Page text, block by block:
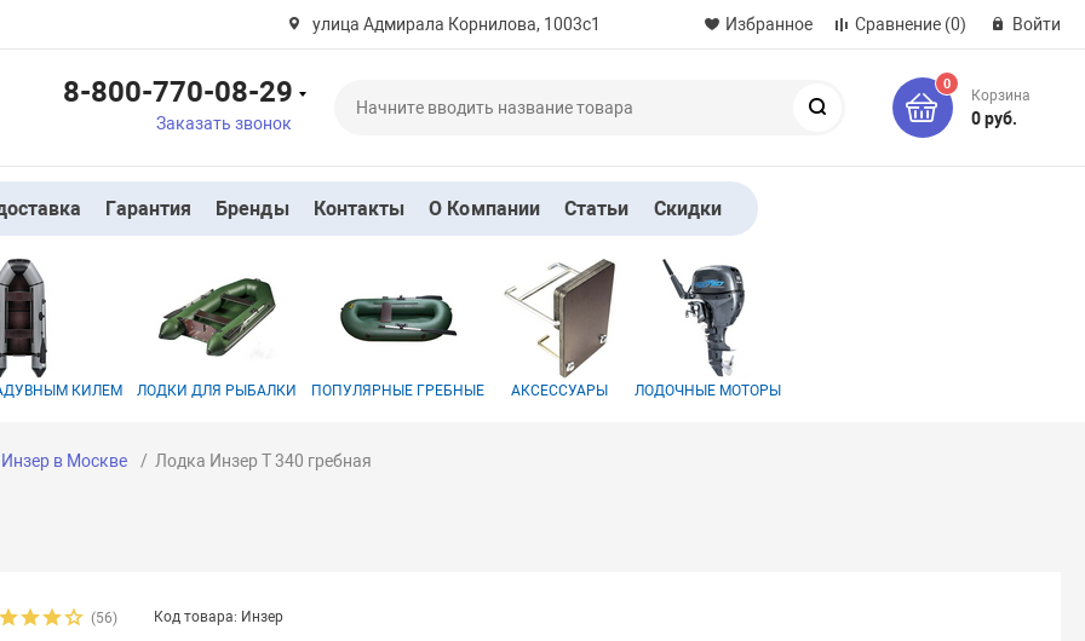
улица Адмирала Корнилова, 1003с1 Избранное Сравнение (0) Войти
8-800-770-08-29
Заказать звонок
0
Корзина
0 руб.
Гарантия Бренды Контакты О Компании Статьи Скидки
КИЛЕМ ЛОДКИ ДЛЯ РЫБАЛКИ ПОПУЛЯРНЫЕ ГРЕБНЫЕ АКСЕССУАРЫ ЛОДОЧНЫЕ МОТОРЫ
в Москве Лодка Инзер Т 340 гребная
(56) Код товара: Инзер